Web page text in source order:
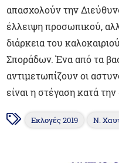
απασχολούν την
έλλειψη προσωπικού,
διάρκεια του
Σποράδων. Ένα από τα
αντιμετωπίζουν οι
είναι η στέγαση κατά
Εκλογές 2019 Ν.